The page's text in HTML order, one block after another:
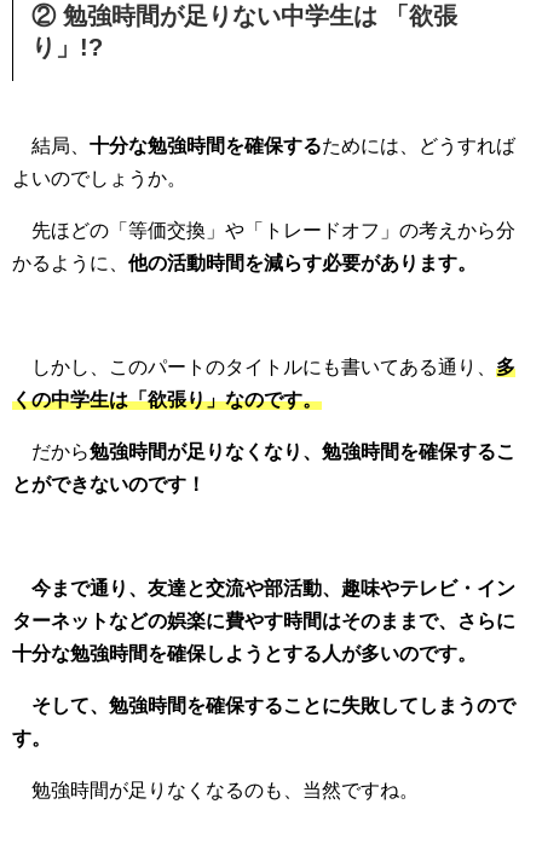
② 勉強時間が足りない中学生は 「欲張
り」!?
結局、 十分な勉強時間を確保するためには、どうすれば
よいのでしょうか。
先ほどの「等価交換」や「トレードオフ」の考えから分
かるように、 他の活動時間を減らす必要があります。
しかし、このパートのタイトルにも書いてある通り、 多
くの中学生は「欲張り」なのです。
だから勉強時間が足りなくなり、勉強時間を確保するこ
とができないのです！
今まで通り、友達と交流や部活動、趣味やテレビ・イン
ターネットなどの娯楽に費やす時間はそのままで、さらに
十分な勉強時間を確保しようとする人が多いのです。
そして、勉強時間を確保することに失敗してしまうので
す。
勉強時間が足りなくなるのも、当然ですね。